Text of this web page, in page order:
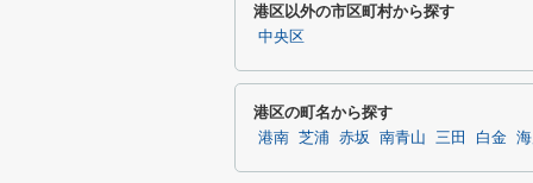
港区以外の市区町村から探す
中央区
港区の町名から探す
港南 芝浦 赤坂 南青山 三田 白金